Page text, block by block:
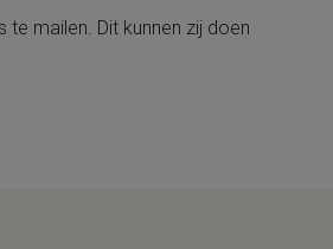
mailen. Dit kunnen zij doen